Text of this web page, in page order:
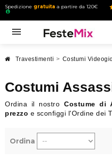
Spedizione gratuita a partire da 120€
Travestimenti > Costumi
Costumi
Ordina il nostroCostume di
prezzo e sconfiggi l'Ordine dei
Ordina